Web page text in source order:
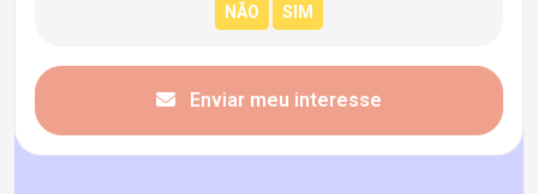
Enviar meu interesse